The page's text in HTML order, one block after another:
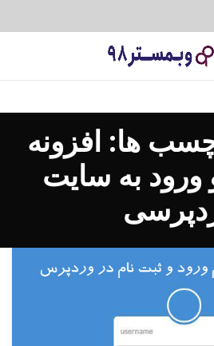
ها: افزونه
ورود به سایت